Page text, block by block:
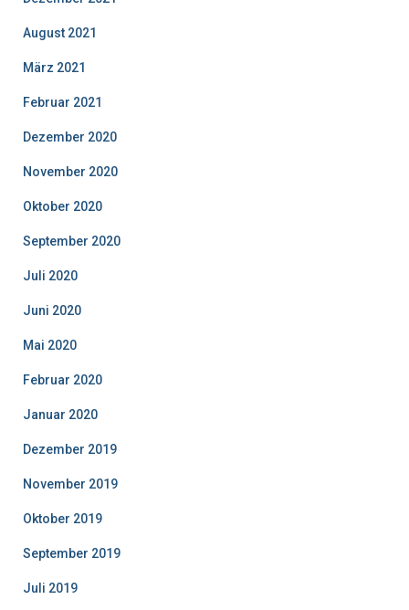
August 2021
März 2021
Februar 2021
Dezember 2020
November 2020
Oktober 2020
September 2020
Juli 2020
Juni 2020
Mai 2020
Februar 2020
Januar 2020
Dezember 2019
November 2019
Oktober 2019
September 2019
Juli 2019